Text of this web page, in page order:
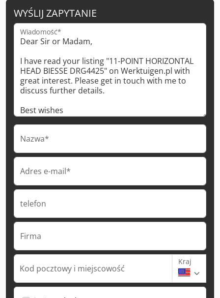
WYŚLIJ ZAPYTANIE
Wiadomość*
Nazwa*
Adres e-mail*
telefon
Firma
Kod pocztowy i miejscowość
Kraj